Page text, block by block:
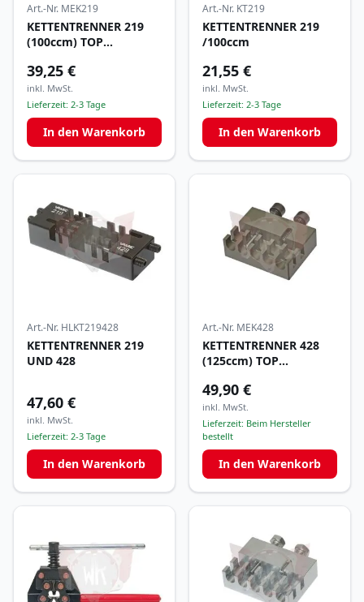
Art.-Nr. MEK219
KETTENTRENNER 219
(100ccm) TOP
39,25 €
inkl. MwSt.
Lieferzeit: 2-3 Tage
In den Warenkorb
Art.-Nr. KT219
KETTENTRENNER 219
/100ccm
21,55 €
inkl. MwSt.
Lieferzeit: 2-3 Tage
In den Warenkorb
Art.-Nr. HLKT219428
KETTENTRENNER 219
UND 428
47,60 €
inkl. MwSt.
Lieferzeit: 2-3 Tage
In den Warenkorb
Art.-Nr. MEK428
KETTENTRENNER 428
(125ccm) TOP
49,90 €
inkl. MwSt.
Lieferzeit: Beim Hersteller
bestellt
In den Warenkorb